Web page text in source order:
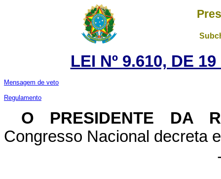
LEI Nº 9.610, DE
Mensagem de veto
Regulamento
O PRESIDENTE DA
Congresso Nacional decreta